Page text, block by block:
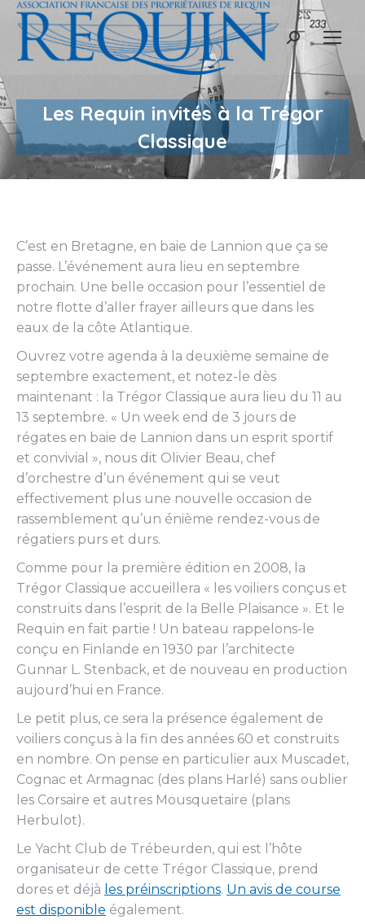
Recherche
Les Requin invités à la Trégor
Classique
C’est en Bretagne, en baie de Lannion que ça se
passe. L’événement aura lieu en septembre
prochain. Une belle occasion pour l’essentiel de
notre flotte d’aller frayer ailleurs que dans les
eaux de la côte Atlantique.
Ouvrez votre agenda à la deuxième semaine de
septembre exactement, et notez-le dès
maintenant : la Trégor Classique aura lieu du 11 au
13 septembre. « Un week end de 3 jours de
régates en baie de Lannion dans un esprit sportif
et convivial », nous dit Olivier Beau, chef
d’orchestre d’un événement qui se veut
effectivement plus une nouvelle occasion de
rassemblement qu’un énième rendez-vous de
régatiers purs et durs.
Comme pour la première édition en 2008, la
Trégor Classique accueillera « les voiliers conçus et
construits dans l’esprit de la Belle Plaisance ». Et le
Requin en fait partie ! Un bateau rappelons-le
conçu en Finlande en 1930 par l’architecte
Gunnar L. Stenback, et de nouveau en production
aujourd’hui en France.
Le petit plus, ce sera la présence également de
voiliers conçus à la fin des années 60 et construits
en nombre. On pense en particulier aux Muscadet,
Cognac et Armagnac (des plans Harlé) sans oublier
les Corsaire et autres Mousquetaire (plans
Herbulot).
Le Yacht Club de Trébeurden, qui est l’hôte
organisateur de cette Trégor Classique, prend
dores et déjà les préinscriptions. Un avis de course
est disponible également.